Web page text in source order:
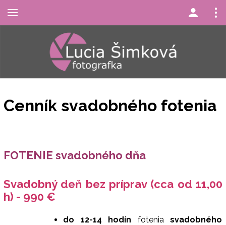
Cenník svadobného fotenia
FOTENIE svadobného dňa
Svadobný deň bez príprav (cca od 11,00
h) - 990 €
do 12-14 hodín fotenia svadobného